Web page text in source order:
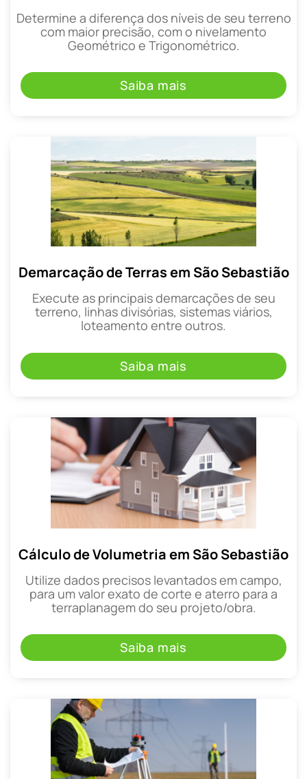
Determine a diferença dos níveis de seu terreno
com maior precisão, com o nivelamento
Geométrico e Trigonométrico.
Saiba mais
Demarcação de Terras em São Sebastião
Execute as principais demarcações de seu
terreno, linhas divisórias, sistemas viários,
loteamento entre outros.
Saiba mais
Cálculo de Volumetria em São Sebastião
Utilize dados precisos levantados em campo,
para um valor exato de corte e aterro para a
terraplanagem do seu projeto/obra.
Saiba mais